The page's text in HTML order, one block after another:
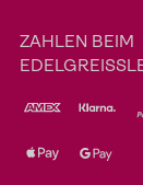
ZAHLEN BEIM